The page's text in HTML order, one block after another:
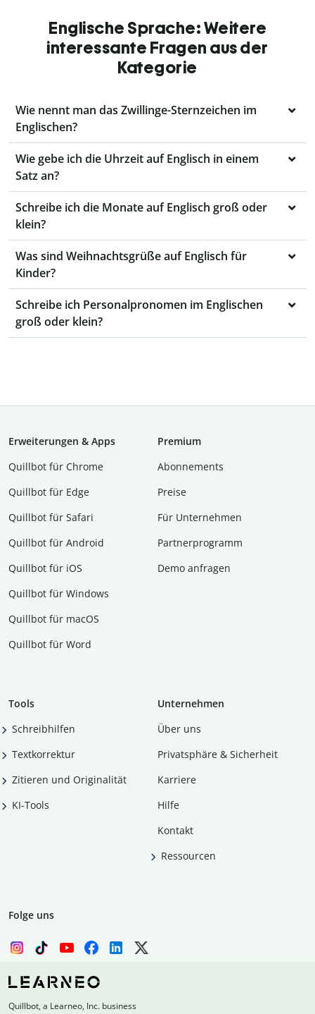
Englische Sprache: Weitere
interessante Fragen aus der
Kategorie
Wie nennt man das Zwillinge-Sternzeichen im
Englischen?
Wie gebe ich die Uhrzeit auf Englisch in einem
Satz an?
Schreibe ich die Monate auf Englisch groß oder
klein?
Was sind Weihnachtsgrüße auf Englisch für
Kinder?
Schreibe ich Personalpronomen im Englischen
groß oder klein?
Erweiterungen & Apps
Quillbot für Chrome
Quillbot für Edge
Quillbot für Safari
Quillbot für Android
Quillbot für iOS
Quillbot für Windows
Quillbot für macOS
Quillbot für Word
Premium
Abon­ne­ments
Preise
Für Unternehmen
Partnerprogramm
Demo anfragen
Tools
Schreibhilfen
Textkorrektur
Zitieren und Originalität
KI-Tools
Unternehmen
Über uns
Privatsphäre & Sicherheit
Karriere
Hilfe
Kontakt
Ressourcen
Folge uns
Quillbot, a Learneo, Inc. business